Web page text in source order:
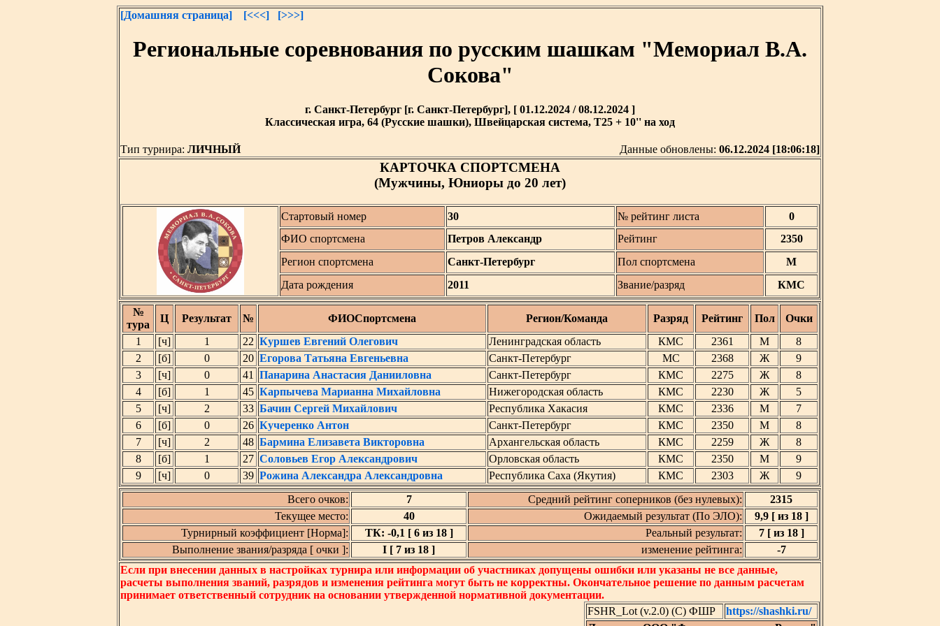
[Домашняя страница] [<<<] [>>>]
Региональные соревнования по русским шашкам "Мемориал В.А.
Сокова"
г. Санкт-Петербург [г. Санкт-Петербург], [ 01.12.2024 / 08.12.2024 ]
Классическая игра, 64 (Русские шашки), Швейцарская система, T25 + 10'' на ход
Тип турнира: ЛИЧНЫЙ Данные обновлены: 06.12.2024 [18:06:18]
КАРТОЧКА СПОРТСМЕНА
(Мужчины, Юниоры до 20 лет)
Стартовый номер 30 № рейтинг листа
0
ФИО спортсмена
Петров Александр Рейтинг
2350
Регион спортсмена
Санкт-Петербург Пол спортсмена
М
Дата рождения
2011 Звание/разряд КМС
№
тура
Ц Результат № ФИОСпортсмена Регион/Команда Разряд Рейтинг Пол
Очки
1
[ч] 1 22 Куршев Евгений Олегович Ленинградская область КМС 2361 М
8
2
[б] 0 20 Егорова Татьяна Евгеньевна Санкт-Петербург МС 2368 Ж
9
3
[ч] 0 41 Панарина Анастасия Данииловна Санкт-Петербург КМС 2275 Ж
8
4
[б] 1 45 Карпычева Марианна Михайловна Нижегородская область КМС 2230 Ж
5
5
[ч] 2 33 Бачин Сергей Михайлович Республика Хакасия КМС 2336 М
7
6
[б] 0 26 Кучеренко Антон Санкт-Петербург КМС 2350 М
8
7
[ч] 2 48 Бармина Елизавета Викторовна Архангельская область КМС 2259 Ж
8
8
[б] 1 27 Соловьев Егор Александрович Орловская область КМС 2350 М
9
9
[ч] 0 39 Рожина Александра Александровна Республика Саха (Якутия) КМС 2303 Ж
9
Всего очков:
7 Средний рейтинг соперников (без нулевых):
2315
Текущее место:
40 Ожидаемый результат (По ЭЛО):
9,9 [ из 18 ]
Турнирный коэффициент [Норма]:
ТК: -0,1 [ 6 из 18 ] Реальный результат:
7 [ из 18 ]
Выполнение звания/разряда [ очки ]:
I [ 7 из 18 ] изменение рейтинга:
-7
Если при внесении данных в настройках турнира или информации об участниках допущены ошибки или указаны не все данные,
расчеты выполнения званий, разрядов и изменения рейтинга могут быть не корректны. Окончательное решение по данным расчетам
принимает ответственный сотрудник на основании утвержденной нормативной документации.
FSHR_Lot (v.2.0) (C) ФШР
https://shashki.ru/